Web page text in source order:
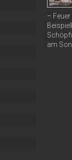
–
am